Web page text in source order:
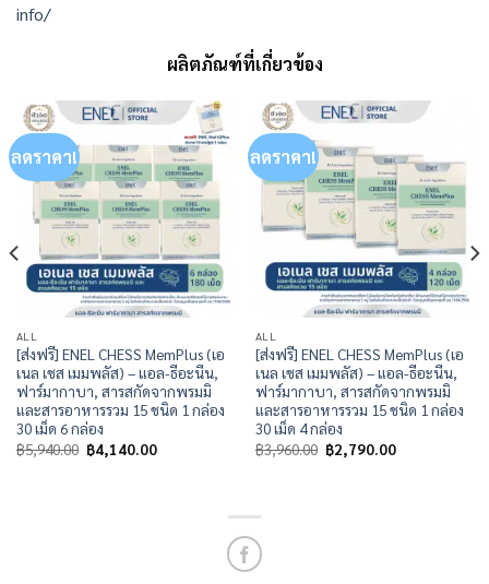
info/
ผลิตภัณฑ์ที่เกี่ยวข้อง
ลดราคา!
ALL
[ส่งฟรี] ENEL CHESS MemPlus (เอ
เนล เชส เมมพลัส) – แอล-ธีอะนีน,
ฟาร์มากาบา, สารสกัดจากพรมมิ
และสารอาหารรวม 15 ชนิด 1 กล่อง
30 เม็ด 6 กล่อง
฿5,940.00 Original
price
฿4,140.00Current
price
ลดราคา!
ALL
[ส่งฟรี] ENEL CHESS MemPlus (เอ
เนล เชส เมมพลัส) – แอล-ธีอะนีน,
ฟาร์มากาบา, สารสกัดจากพรมมิ
และสารอาหารรวม 15 ชนิด 1 กล่อง
30 เม็ด 4 กล่อง
฿3,960.00 Original
price
฿2,790.00Current
price